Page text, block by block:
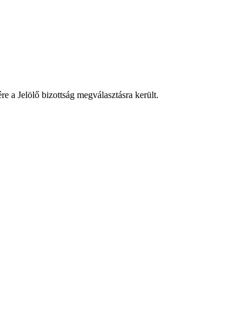
a Jelölő bizottság megválasztásra került.